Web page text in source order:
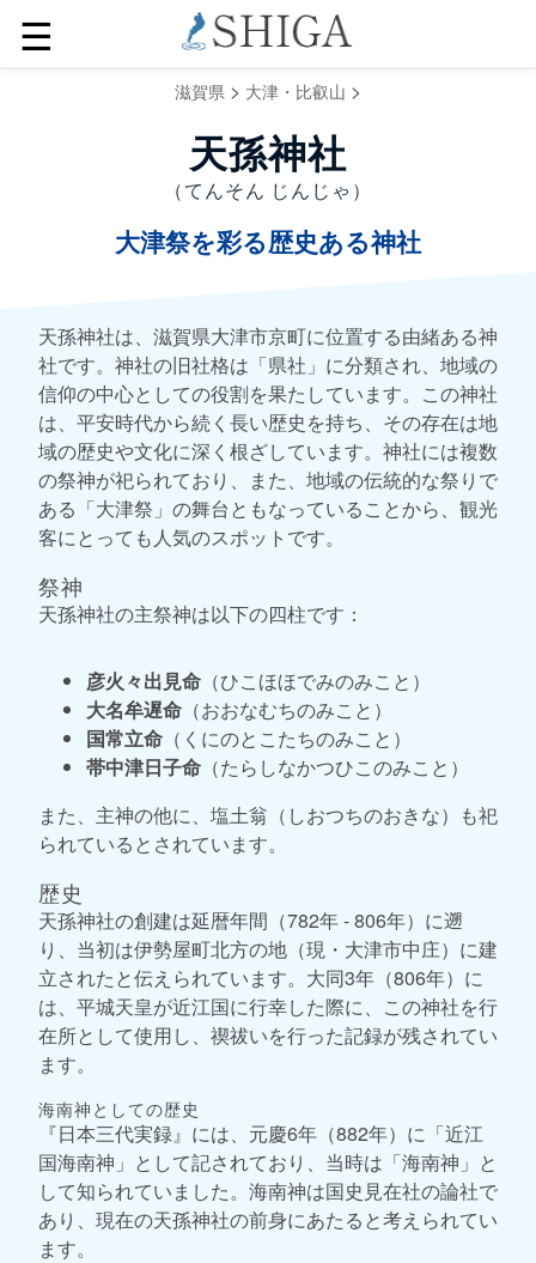
☰
滋賀県 > 大津・比叡山 >
天孫神社
（てんそん じんじゃ）
大津祭を彩る歴史ある神社
天孫神社は、滋賀県大津市京町に位置する由緒ある神
社です。神社の旧社格は「県社」に分類され、地域の
信仰の中心としての役割を果たしています。この神社
は、平安時代から続く長い歴史を持ち、その存在は地
域の歴史や文化に深く根ざしています。神社には複数
の祭神が祀られており、また、地域の伝統的な祭りで
ある「大津祭」の舞台ともなっていることから、観光
客にとっても人気のスポットです。
祭神
天孫神社の主祭神は以下の四柱です：
彦火々出見命 （ひこほほでみのみこと）
大名牟遅命 （おおなむちのみこと）
国常立命 （くにのとこたちのみこと）
帯中津日子命 （たらしなかつひこのみこと）
また、主神の他に、塩土翁（しおつちのおきな）も祀
られているとされています。
歴史
天孫神社の創建は延暦年間（782年 - 806年）に遡
り、当初は伊勢屋町北方の地（現・大津市中庄）に建
立されたと伝えられています。大同3年（806年）に
は、平城天皇が近江国に行幸した際に、この神社を行
在所として使用し、禊祓いを行った記録が残されてい
ます。
海南神としての歴史
『日本三代実録』には、元慶6年（882年）に「近江
国海南神」として記されており、当時は「海南神」と
して知られていました。海南神は国史見在社の論社で
あり、現在の天孫神社の前身にあたると考えられてい
ます。